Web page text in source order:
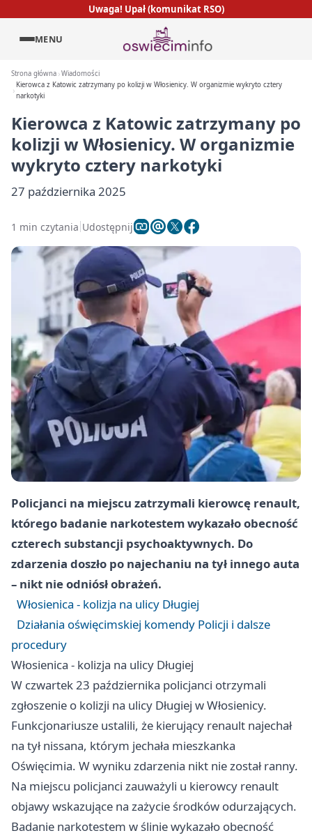
Uwaga! Upał (komunikat RSO)
MENU
Strona główna Wiadomości
Kierowca z Katowic zatrzymany po kolizji w Włosienicy. W organizmie wykryto cztery
narkotyki
Kierowca z Katowic zatrzymany po
kolizji w Włosienicy. W organizmie
wykryto cztery narkotyki
27 października 2025
1 min czytania Udostępnij
Policjanci na miejscu zatrzymali kierowcę renault,
którego badanie narkotestem wykazało obecność
czterech substancji psychoaktywnych. Do
zdarzenia doszło po najechaniu na tył innego auta
– nikt nie odniósł obrażeń.
Włosienica - kolizja na ulicy Długiej
Działania oświęcimskiej komendy Policji i dalsze
procedury
Włosienica - kolizja na ulicy Długiej
W czwartek 23 października policjanci otrzymali
zgłoszenie o kolizji na ulicy Długiej w Włosienicy.
Funkcjonariusze ustalili, że kierujący renault najechał
na tył nissana, którym jechała mieszkanka
Oświęcimia. W wyniku zdarzenia nikt nie został ranny.
Na miejscu policjanci zauważyli u kierowcy renault
objawy wskazujące na zażycie środków odurzających.
Badanie narkotestem w ślinie wykazało obecność